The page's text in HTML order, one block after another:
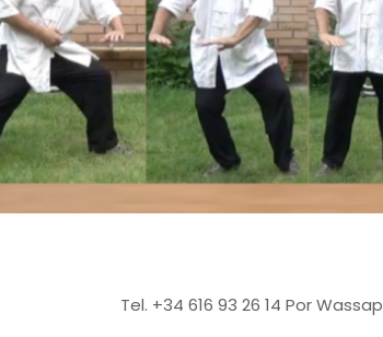
Tel. +34 616 93 26 14 Por Wassap